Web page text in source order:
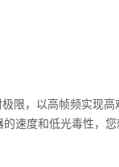
限，以高帧频实现高
速度和低光毒性，